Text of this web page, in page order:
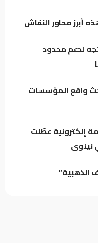
والناجيات:
في كل المحافل
إلكترونية عطّلت الإنترنت عن 6 آلاف
دول الجوار؟
أبرز محاور النقاش
لدعم محدود
واقع المؤسسات
إلكترونية عطّلت
الذهبية”